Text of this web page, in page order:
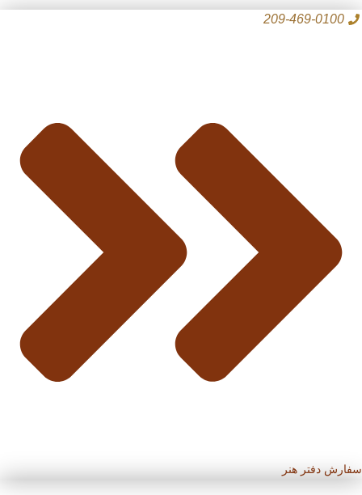
پرش
به
209-469-0100
سفارش دفتر هنر